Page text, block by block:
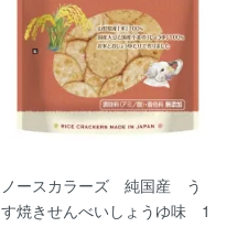
ノースカラーズ 純国産 う
す焼きせんべいしょうゆ味 1